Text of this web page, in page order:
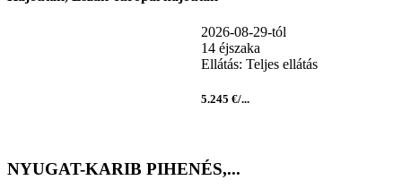
2026-08-29-tól
14 éjszaka
Ellátás: Teljes ellátás
5.245 €/...
NYUGAT-KARIB PIHENÉS,...